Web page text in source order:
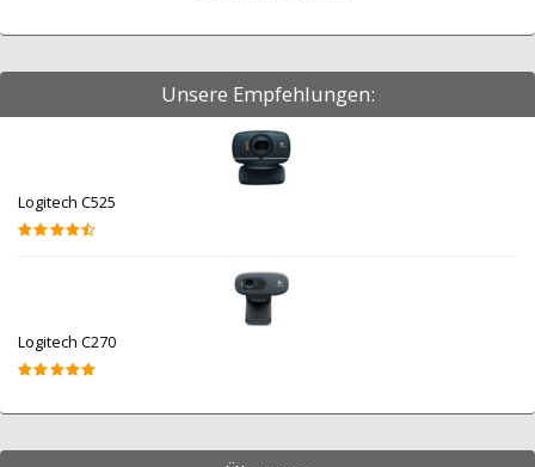
Unsere Empfehlungen:
Logitech C525
Logitech C270